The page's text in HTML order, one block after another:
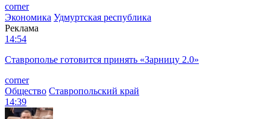
corner
Экономика Удмуртская республика
Реклама
14:54
Ставрополье готовится принять «Зарницу 2.0»
corner
Общество Ставропольский край
14:39